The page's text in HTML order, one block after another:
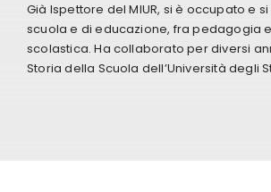
Già Ispettore del MIUR, si è occupato e
scuola e di educazione, fra pedagogia
scolastica. Ha collaborato per diversi
Storia della Scuola dell’Università degli